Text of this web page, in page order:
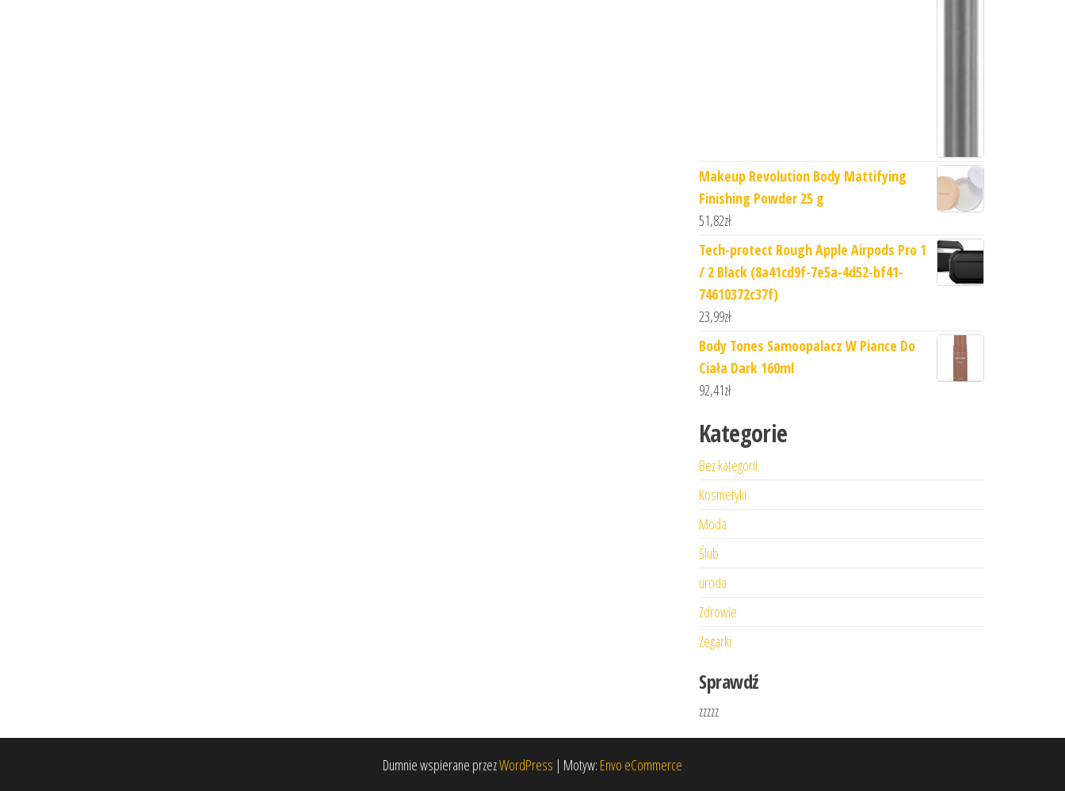
Makeup Revolution Body Mattifying
Finishing Powder 25 g
51,82zł
Tech-protect Rough Apple Airpods Pro 1
/ 2 Black (8a41cd9f-7e5a-4d52-bf41-
74610372c37f)
23,99zł
Body Tones Samoopalacz W Piance Do
Ciała Dark 160ml
92,41zł
Kategorie
Bez kategorii
Kosmetyki
Moda
Ślub
uroda
Zdrowie
Zegarki
Sprawdź
zzzzz
Dumnie wspierane przezWordPress | Motyw: Envo eCommerce